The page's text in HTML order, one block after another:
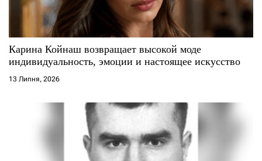
в
Карина Койнаш возвращает высокой моде
индивидуальность, эмоции и настоящее искусство
13 Липня, 2026